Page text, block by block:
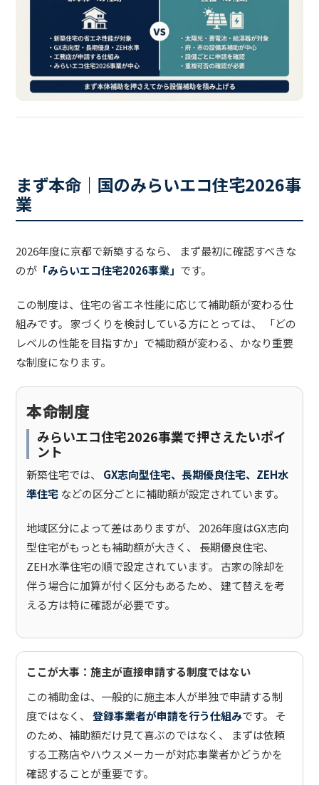
まず本命｜国のみらいエコ住宅2026事
業
2026年度に京都で新築するなら、 まず最初に確認すべきな
のが 「みらいエコ住宅2026事業」 です。
この制度は、住宅の省エネ性能に応じて補助額が変わる仕
組みです。 家づくりを検討している方にとっては、 「どの
レベルの性能を目指すか」で補助額が変わる、かなり重要
な制度になります。
本命制度
みらいエコ住宅2026事業で押さえたいポイ
ント
新築住宅では、 GX志向型住宅、長期優良住宅、ZEH水
準住宅 などの区分ごとに補助額が設定されています。
地域区分によって差はありますが、 2026年度はGX志向
型住宅がもっとも補助額が大きく、 長期優良住宅、
ZEH水準住宅の順で設定されています。 古家の除却を
伴う場合に加算が付く区分もあるため、 建て替えを考
える方は特に確認が必要です。
ここが大事：施主が直接申請する制度ではない
この補助金は、一般的に施主本人が単独で申請する制
度ではなく、登録事業者が申請を行う仕組みです。 そ
のため、補助額だけ見て喜ぶのではなく、 まずは依頼
する工務店やハウスメーカーが対応事業者かどうかを
確認することが重要です。